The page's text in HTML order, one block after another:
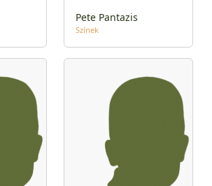
Pete Pantazis
Színek